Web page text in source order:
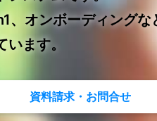
、オンボーディングな
ます。
資料請求・お問合せ